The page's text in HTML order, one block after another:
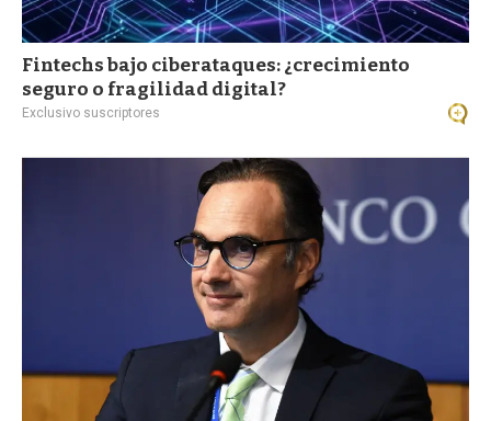
Fintechs bajo ciberataques: ¿crecimiento
seguro o fragilidad digital?
Exclusivo suscriptores